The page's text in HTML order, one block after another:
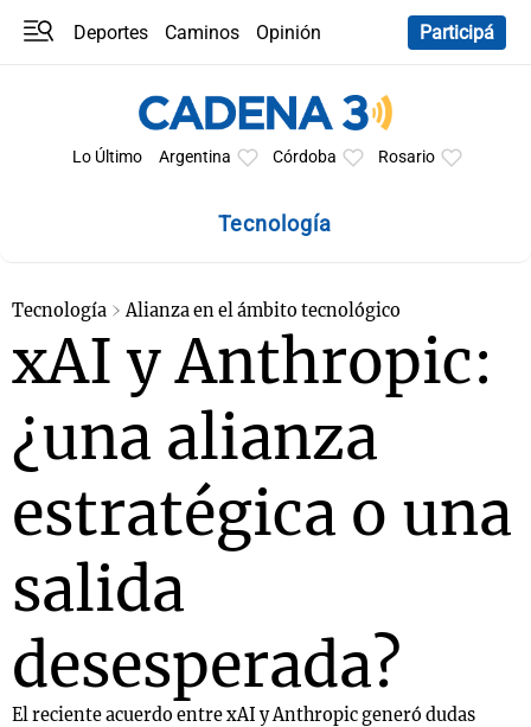
Deportes Caminos
Opinión
Participá
Lo Último Argentina Córdoba Rosario
Tecnología
Tecnología Alianza en el ámbito tecnológico
xAI y Anthropic:
¿una alianza
estratégica o una
salida
desesperada?
El reciente acuerdo entre xAI y Anthropic generó dudas